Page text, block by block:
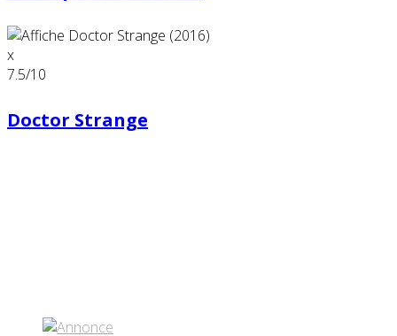
x
7.5/10
Doctor Strange